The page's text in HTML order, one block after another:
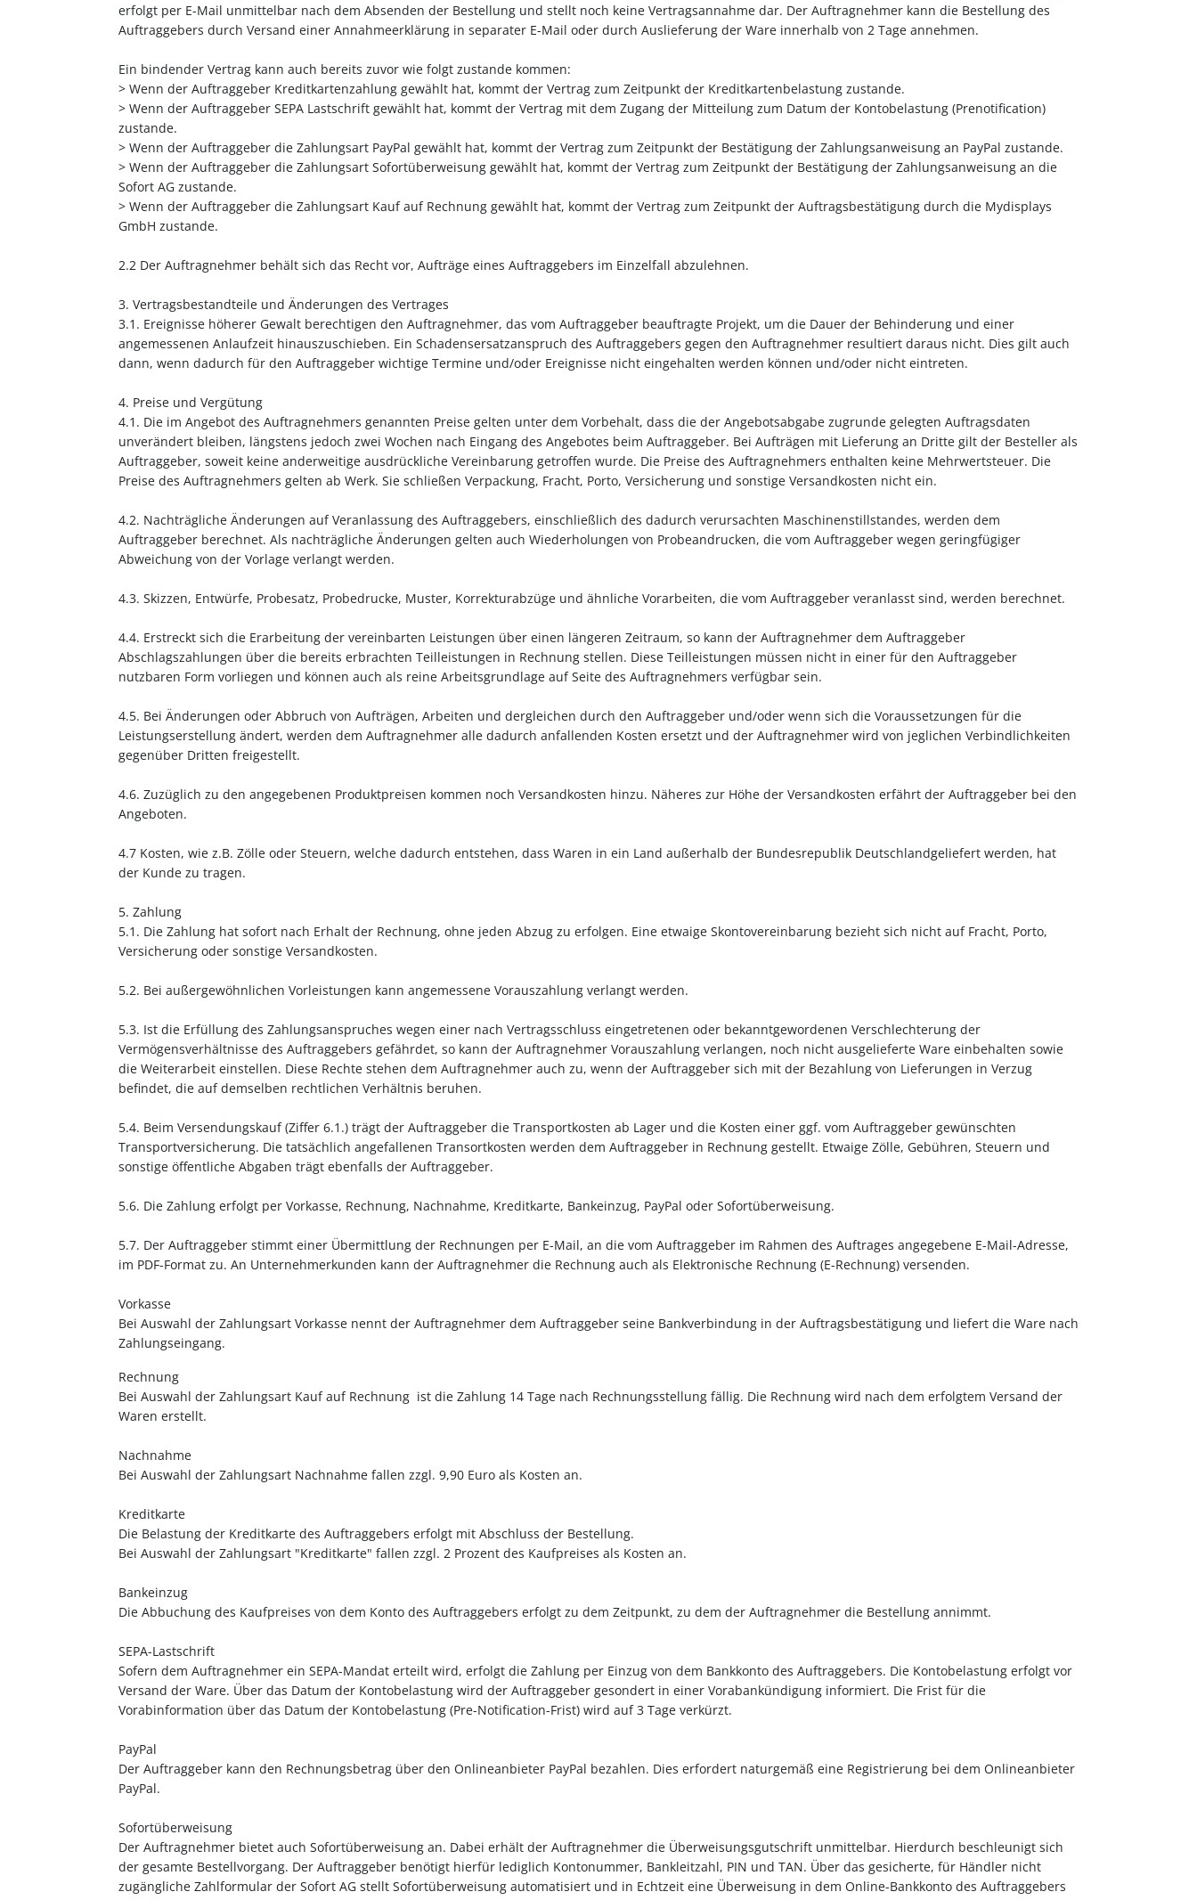
erfolgt per E-Mail unmittelbar nach dem Absenden der Bestellung und stellt noch keine Vertragsannahme dar. Der Auftragnehmer kann die Bestellung des
Auftraggebers durch Versand einer Annahmeerklärung in separater E-Mail oder durch Auslieferung der Ware innerhalb von 2 Tage annehmen.
Ein bindender Vertrag kann auch bereits zuvor wie folgt zustande kommen:
> Wenn der Auftraggeber Kreditkartenzahlung gewählt hat, kommt der Vertrag zum Zeitpunkt der Kreditkartenbelastung zustande.
> Wenn der Auftraggeber SEPA Lastschrift gewählt hat, kommt der Vertrag mit dem Zugang der Mitteilung zum Datum der Kontobelastung (Prenotification)
zustande.
> Wenn der Auftraggeber die Zahlungsart PayPal gewählt hat, kommt der Vertrag zum Zeitpunkt der Bestätigung der Zahlungsanweisung an PayPal zustande.
> Wenn der Auftraggeber die Zahlungsart Sofortüberweisung gewählt hat, kommt der Vertrag zum Zeitpunkt der Bestätigung der Zahlungsanweisung an die
Sofort AG zustande.
> Wenn der Auftraggeber die Zahlungsart Kauf auf Rechnung gewählt hat, kommt der Vertrag zum Zeitpunkt der Auftragsbestätigung durch die Mydisplays
GmbH zustande.
2.2 Der Auftragnehmer behält sich das Recht vor, Aufträge eines Auftraggebers im Einzelfall abzulehnen.
3. Vertragsbestandteile und Änderungen des Vertrages
3.1. Ereignisse höherer Gewalt berechtigen den Auftragnehmer, das vom Auftraggeber beauftragte Projekt, um die Dauer der Behinderung und einer
angemessenen Anlaufzeit hinauszuschieben. Ein Schadensersatzanspruch des Auftraggebers gegen den Auftragnehmer resultiert daraus nicht. Dies gilt auch
dann, wenn dadurch für den Auftraggeber wichtige Termine und/oder Ereignisse nicht eingehalten werden können und/oder nicht eintreten.
4. Preise und Vergütung
4.1. Die im Angebot des Auftragnehmers genannten Preise gelten unter dem Vorbehalt, dass die der Angebotsabgabe zugrunde gelegten Auftragsdaten
unverändert bleiben, längstens jedoch zwei Wochen nach Eingang des Angebotes beim Auftraggeber. Bei Aufträgen mit Lieferung an Dritte gilt der Besteller als
Auftraggeber, soweit keine anderweitige ausdrückliche Vereinbarung getroffen wurde. Die Preise des Auftragnehmers enthalten keine Mehrwertsteuer. Die
Preise des Auftragnehmers gelten ab Werk. Sie schließen Verpackung, Fracht, Porto, Versicherung und sonstige Versandkosten nicht ein.
4.2. Nachträgliche Änderungen auf Veranlassung des Auftraggebers, einschließlich des dadurch verursachten Maschinenstillstandes, werden dem
Auftraggeber berechnet. Als nachträgliche Änderungen gelten auch Wiederholungen von Probeandrucken, die vom Auftraggeber wegen geringfügiger
Abweichung von der Vorlage verlangt werden.
4.3. Skizzen, Entwürfe, Probesatz, Probedrucke, Muster, Korrekturabzüge und ähnliche Vorarbeiten, die vom Auftraggeber veranlasst sind, werden berechnet.
4.4. Erstreckt sich die Erarbeitung der vereinbarten Leistungen über einen längeren Zeitraum, so kann der Auftragnehmer dem Auftraggeber
Abschlagszahlungen über die bereits erbrachten Teilleistungen in Rechnung stellen. Diese Teilleistungen müssen nicht in einer für den Auftraggeber
nutzbaren Form vorliegen und können auch als reine Arbeitsgrundlage auf Seite des Auftragnehmers verfügbar sein.
4.5. Bei Änderungen oder Abbruch von Aufträgen, Arbeiten und dergleichen durch den Auftraggeber und/oder wenn sich die Voraussetzungen für die
Leistungserstellung ändert, werden dem Auftragnehmer alle dadurch anfallenden Kosten ersetzt und der Auftragnehmer wird von jeglichen Verbindlichkeiten
gegenüber Dritten freigestellt.
4.6. Zuzüglich zu den angegebenen Produktpreisen kommen noch Versandkosten hinzu. Näheres zur Höhe der Versandkosten erfährt der Auftraggeber bei den
Angeboten.
4.7 Kosten, wie z.B. Zölle oder Steuern, welche dadurch entstehen, dass Waren in ein Land außerhalb der Bundesrepublik Deutschlandgeliefert werden, hat
der Kunde zu tragen.
5. Zahlung
5.1. Die Zahlung hat sofort nach Erhalt der Rechnung, ohne jeden Abzug zu erfolgen. Eine etwaige Skontovereinbarung bezieht sich nicht auf Fracht, Porto,
Versicherung oder sonstige Versandkosten.
5.2. Bei außergewöhnlichen Vorleistungen kann angemessene Vorauszahlung verlangt werden.
5.3. Ist die Erfüllung des Zahlungsanspruches wegen einer nach Vertragsschluss eingetretenen oder bekanntgewordenen Verschlechterung der
Vermögensverhältnisse des Auftraggebers gefährdet, so kann der Auftragnehmer Vorauszahlung verlangen, noch nicht ausgelieferte Ware einbehalten sowie
die Weiterarbeit einstellen. Diese Rechte stehen dem Auftragnehmer auch zu, wenn der Auftraggeber sich mit der Bezahlung von Lieferungen in Verzug
befindet, die auf demselben rechtlichen Verhältnis beruhen.
5.4. Beim Versendungskauf (Ziffer 6.1.) trägt der Auftraggeber die Transportkosten ab Lager und die Kosten einer ggf. vom Auftraggeber gewünschten
Transportversicherung. Die tatsächlich angefallenen Transortkosten werden dem Auftraggeber in Rechnung gestellt. Etwaige Zölle, Gebühren, Steuern und
sonstige öffentliche Abgaben trägt ebenfalls der Auftraggeber.
5.6. Die Zahlung erfolgt per Vorkasse, Rechnung, Nachnahme, Kreditkarte, Bankeinzug, PayPal oder Sofortüberweisung.
5.7. Der Auftraggeber stimmt einer Übermittlung der Rechnungen per E-Mail, an die vom Auftraggeber im Rahmen des Auftrages angegebene E-Mail-Adresse,
im PDF-Format zu. An Unternehmerkunden kann der Auftragnehmer die Rechnung auch als Elektronische Rechnung (E-Rechnung) versenden.
Vorkasse
Bei Auswahl der Zahlungsart Vorkasse nennt der Auftragnehmer dem Auftraggeber seine Bankverbindung in der Auftragsbestätigung und liefert die Ware nach
Zahlungseingang.
Rechnung
Bei Auswahl der Zahlungsart Kauf auf Rechnung ist die Zahlung 14 Tage nach Rechnungsstellung fällig. Die Rechnung wird nach dem erfolgtem Versand der
Waren erstellt.
Nachnahme
Bei Auswahl der Zahlungsart Nachnahme fallen zzgl. 9,90 Euro als Kosten an.
Kreditkarte
Die Belastung der Kreditkarte des Auftraggebers erfolgt mit Abschluss der Bestellung.
Bei Auswahl der Zahlungsart "Kreditkarte" fallen zzgl. 2 Prozent des Kaufpreises als Kosten an.
Bankeinzug
Die Abbuchung des Kaufpreises von dem Konto des Auftraggebers erfolgt zu dem Zeitpunkt, zu dem der Auftragnehmer die Bestellung annimmt.
SEPA-Lastschrift
Sofern dem Auftragnehmer ein SEPA-Mandat erteilt wird, erfolgt die Zahlung per Einzug von dem Bankkonto des Auftraggebers. Die Kontobelastung erfolgt vor
Versand der Ware. Über das Datum der Kontobelastung wird der Auftraggeber gesondert in einer Vorabankündigung informiert. Die Frist für die
Vorabinformation über das Datum der Kontobelastung (Pre-Notification-Frist) wird auf 3 Tage verkürzt.
PayPal
Der Auftraggeber kann den Rechnungsbetrag über den Onlineanbieter PayPal bezahlen. Dies erfordert naturgemäß eine Registrierung bei dem Onlineanbieter
PayPal.
Sofortüberweisung
Der Auftragnehmer bietet auch Sofortüberweisung an. Dabei erhält der Auftragnehmer die Überweisungsgutschrift unmittelbar. Hierdurch beschleunigt sich
der gesamte Bestellvorgang. Der Auftraggeber benötigt hierfür lediglich Kontonummer, Bankleitzahl, PIN und TAN. Über das gesicherte, für Händler nicht
zugängliche Zahlformular der Sofort AG stellt Sofortüberweisung automatisiert und in Echtzeit eine Überweisung in dem Online-Bankkonto des Auftraggebers